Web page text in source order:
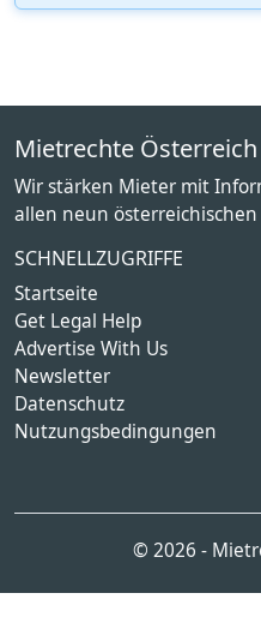
Mietrechte Österreich
Wir stärken Mieter mit
allen neun
SCHNELLZUGRIFFE
Startseite
Get Legal Help
Advertise With Us
Newsletter
Datenschutz
Nutzungsbedingungen
© 2026 -